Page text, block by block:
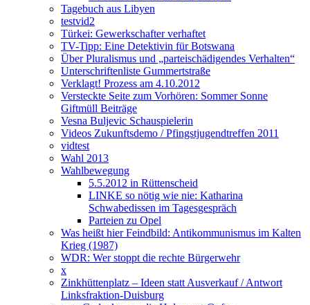
Tagebuch aus Libyen
testvid2
Türkei: Gewerkschafter verhaftet
TV-Tipp: Eine Detektivin für Botswana
Über Pluralismus und „parteischädigendes Verhalten“
Unterschriftenliste Gummertstraße
Verklagt! Prozess am 4.10.2012
Versteckte Seite zum Vorhören: Sommer Sonne
Giftmüll Beiträge
Vesna Buljevic Schauspielerin
Videos Zukunftsdemo / Pfingstjugendtreffen 2011
vidtest
Wahl 2013
Wahlbewegung
5.5.2012 in Rüttenscheid
LINKE so nötig wie nie: Katharina
Schwabedissen im Tagesgespräch
Parteien zu Opel
Was heißt hier Feindbild: Antikommunismus im Kalten
Krieg (1987)
WDR: Wer stoppt die rechte Bürgerwehr
x
Zinkhüttenplatz – Ideen statt Ausverkauf / Antwort
Linksfraktion-Duisburg